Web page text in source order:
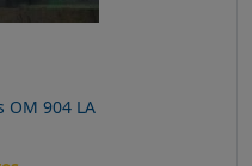
OM 904 LA